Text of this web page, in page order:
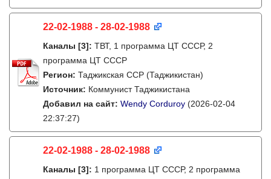
22-02-1988 - 28-02-1988
Каналы [3]: ТВТ, 1 программа ЦТ СССР, 2
программа ЦТ СССР
Регион: Таджикская ССР (Таджикистан)
Источник: Коммунист Таджикистана
Добавил на сайт: Wendy Corduroy (2026-02-04
22:37:27)
22-02-1988 - 28-02-1988
Каналы [3]: 1 программа ЦТ СССР, 2 программа